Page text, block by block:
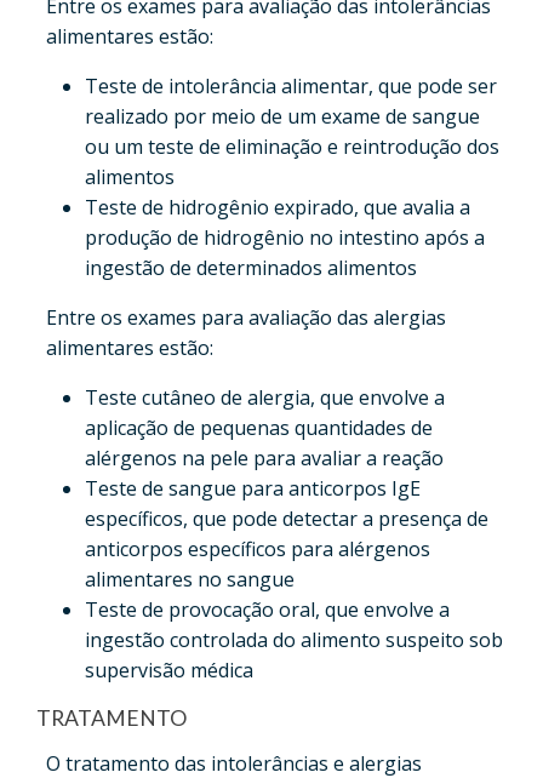
Entre os exames para avaliação das intolerâncias
alimentares estão:
Teste de intolerância alimentar, que pode ser
realizado por meio de um exame de sangue
ou um teste de eliminação e reintrodução dos
alimentos
Teste de hidrogênio expirado, que avalia a
produção de hidrogênio no intestino após a
ingestão de determinados alimentos
Entre os exames para avaliação das alergias
alimentares estão:
Teste cutâneo de alergia, que envolve a
aplicação de pequenas quantidades de
alérgenos na pele para avaliar a reação
Teste de sangue para anticorpos IgE
específicos, que pode detectar a presença de
anticorpos específicos para alérgenos
alimentares no sangue
Teste de provocação oral, que envolve a
ingestão controlada do alimento suspeito sob
supervisão médica
TRATAMENTO
O tratamento das intolerâncias e alergias